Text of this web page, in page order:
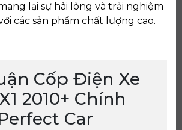
lại sự hài lòng và trải nghiệm
các sản phẩm chất lượng cao.
Cốp Điện Xe
2010+ Chính
Car